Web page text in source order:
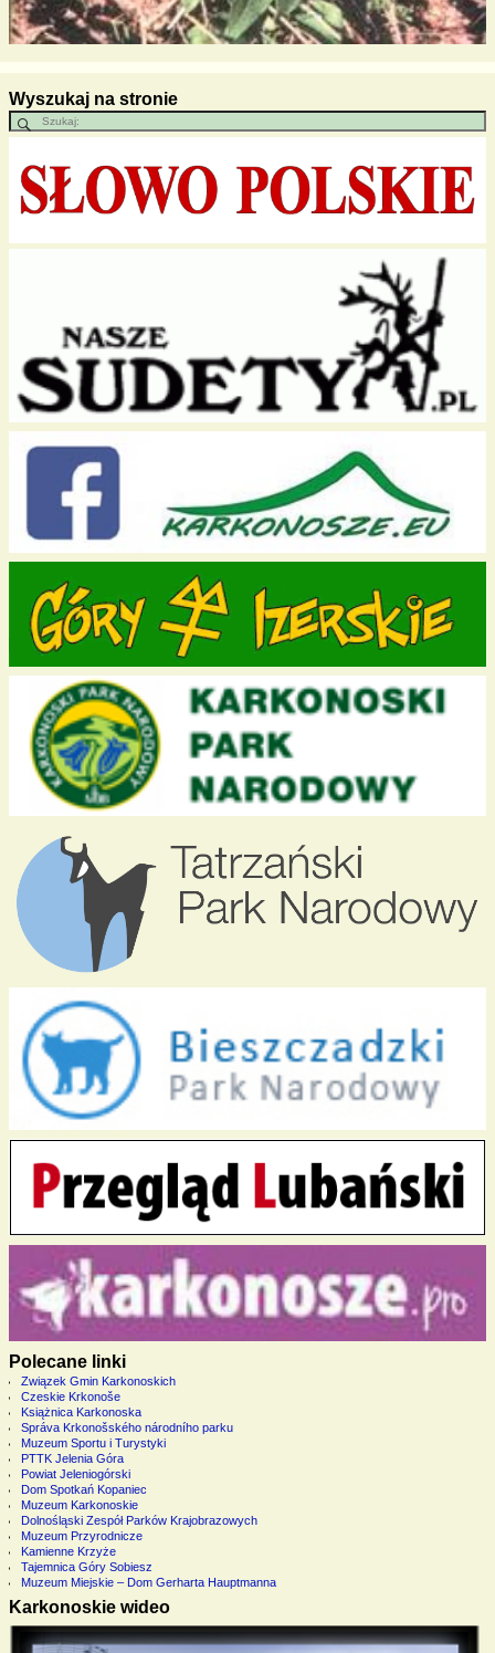
Wyszukaj na stronie
Polecane linki
Związek Gmin Karkonoskich
Czeskie Krkonoše
Książnica Karkonoska
Správa Krkonošského národního parku
Muzeum Sportu i Turystyki
PTTK Jelenia Góra
Powiat Jeleniogórski
Dom Spotkań Kopaniec
Muzeum Karkonoskie
Dolnośląski Zespół Parków Krajobrazowych
Muzeum Przyrodnicze
Kamienne Krzyże
Tajemnica Góry Sobiesz
Muzeum Miejskie – Dom Gerharta Hauptmanna
Karkonoskie wideo